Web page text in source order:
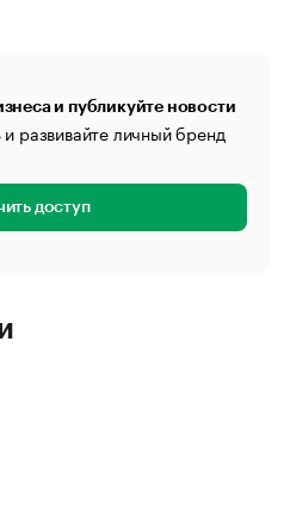
и публикуйте новости
развивайте личный бренд
доступ